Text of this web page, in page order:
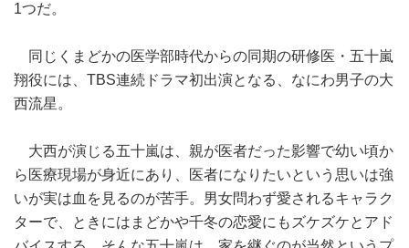
1つだ。
同じくまどかの医学部時代からの同期の研修医・五十嵐
翔役には、TBS連続ドラマ初出演となる、なにわ男子の大
西流星。
大西が演じる五十嵐は、親が医者だった影響で幼い頃か
ら医療現場が身近にあり、医者になりたいという思いは強
いが実は血を見るのが苦手。男女問わず愛されるキャラク
ターで、ときにはまどかや千冬の恋愛にもズケズケとアド